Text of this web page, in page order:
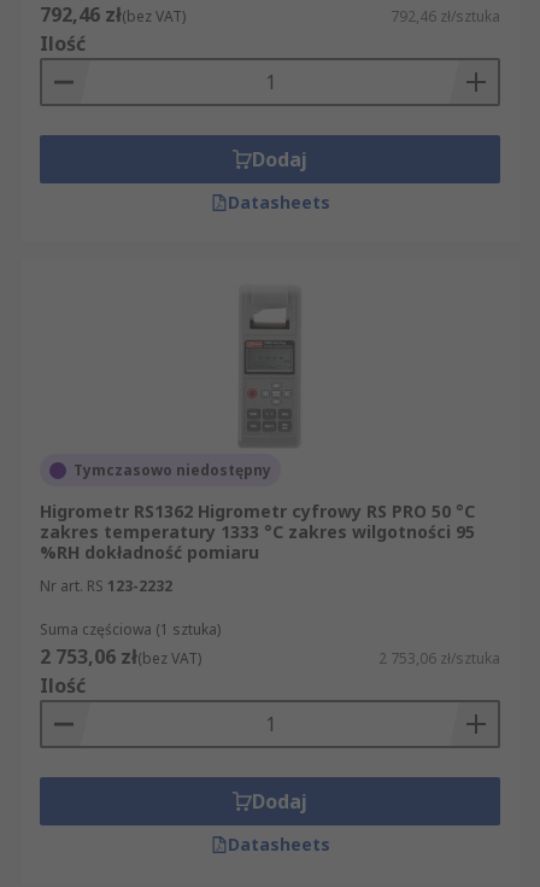
792,46 zł(bez VAT) 792,46 zł/sztuka
Ilość
Dodaj
Datasheets
Tymczasowo niedostępny
Higrometr RS1362 Higrometr cyfrowy RS PRO 50 °C
zakres temperatury 1333 °C zakres wilgotności 95
%RH dokładność pomiaru
Nr art. RS 123-2232
Suma częściowa (1 sztuka)
2 753,06 zł(bez VAT) 2 753,06 zł/sztuka
Ilość
Dodaj
Datasheets